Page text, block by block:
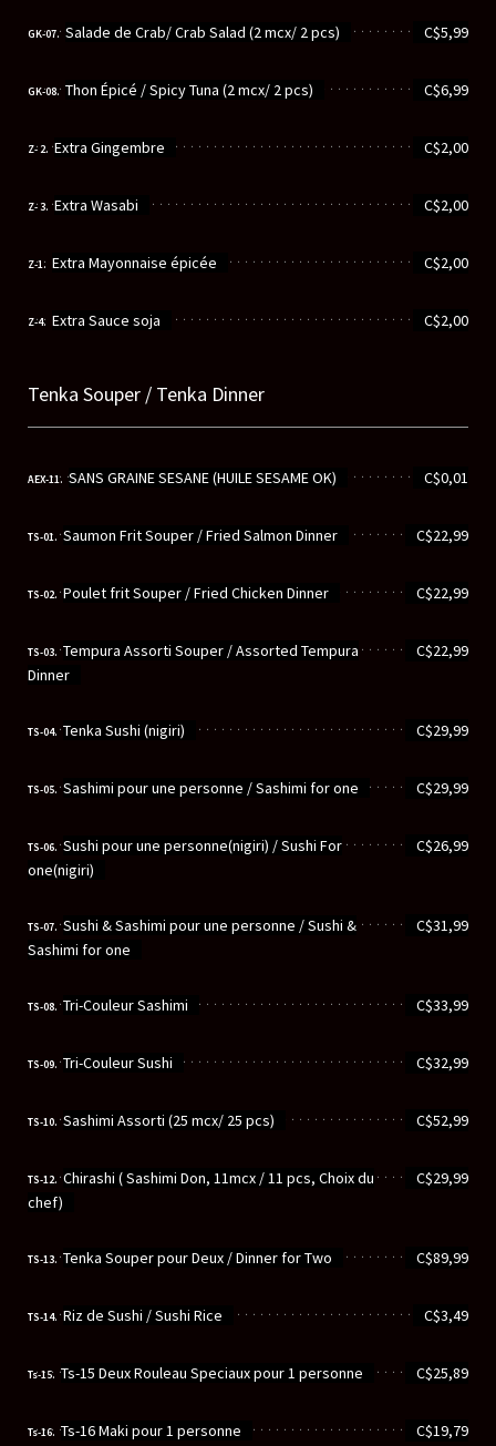
GK-07. C$5,99
Salade de Crab/ Crab Salad (2 mcx/ 2 pcs)
GK-08. C$6,99
Thon Épicé / Spicy Tuna (2 mcx/ 2 pcs)
Z- 2. C$2,00
Extra Gingembre
Z- 3. C$2,00
Extra Wasabi
Z-1. C$2,00
Extra Mayonnaise épicée
Z-4. C$2,00
Extra Sauce soja
Tenka Souper / Tenka Dinner
AEX-11. C$0,01
SANS GRAINE SESANE (HUILE SESAME OK)
TS-01. C$22,99
Saumon Frit Souper / Fried Salmon Dinner
TS-02. C$22,99
Poulet frit Souper / Fried Chicken Dinner
TS-03. C$22,99
Tempura Assorti Souper / Assorted Tempura
Dinner
TS-04. C$29,99
Tenka Sushi (nigiri)
TS-05. C$29,99
Sashimi pour une personne / Sashimi for one
TS-06. C$26,99
Sushi pour une personne(nigiri) / Sushi For
one(nigiri)
TS-07. C$31,99
Sushi & Sashimi pour une personne / Sushi &
Sashimi for one
TS-08. C$33,99
Tri-Couleur Sashimi
TS-09. C$32,99
Tri-Couleur Sushi
TS-10. C$52,99
Sashimi Assorti (25 mcx/ 25 pcs)
TS-12. C$29,99
Chirashi ( Sashimi Don, 11mcx / 11 pcs, Choix du
chef)
TS-13. C$89,99
Tenka Souper pour Deux / Dinner for Two
TS-14. C$3,49
Riz de Sushi / Sushi Rice
Ts-15. C$25,89
Ts-15 Deux Rouleau Speciaux pour 1 personne
Ts-16. C$19,79
Ts-16 Maki pour 1 personne